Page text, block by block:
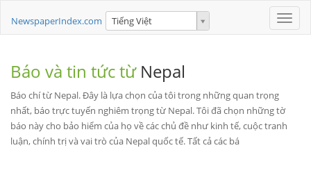
Toggle
NewspaperIndex.com Tiếng Việt
Báo và tin tức từ Nepal
Báo chí từ Nepal. Đây là lựa chọn của tôi trong những quan trọng
nhất, báo trực tuyến nghiêm trọng từ Nepal. Tôi đã chọn những tờ
báo này cho bảo hiểm của họ về các chủ đề như kinh tế, cuộc tranh
luận, chính trị và vai trò của Nepal quốc tế. Tất cả các bá